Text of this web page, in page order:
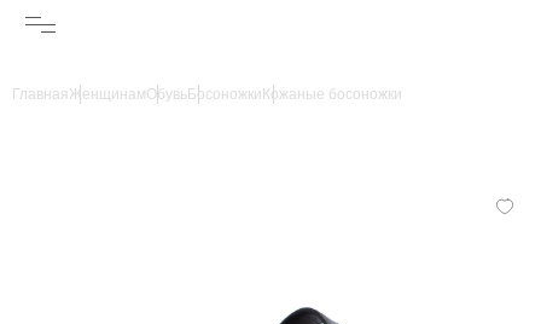
ГлавнаяЖенщинамОбувьБосоножки Кожаные босоножки